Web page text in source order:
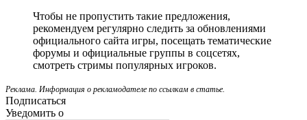
Чтобы не пропустить такие предложения,
рекомендуем регулярно следить за обновлениями
официального сайта игры, посещать тематические
форумы и официальные группы в соцсетях,
смотреть стримы популярных игроков.
Реклама. Информация о рекламодателе по ссылкам в статье.
Подписаться
Уведомить о